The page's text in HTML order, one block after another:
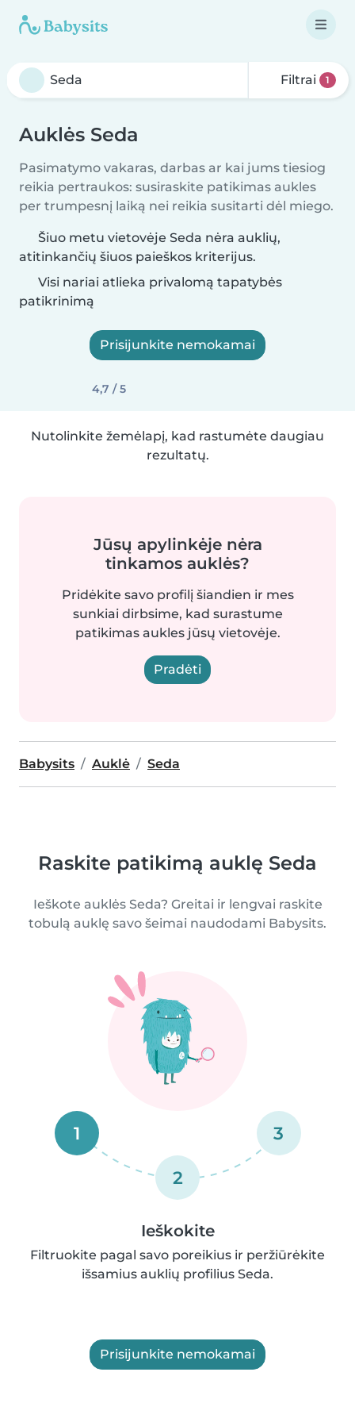
Filtrai 1
Auklės Seda
Pasimatymo vakaras, darbas ar kai jums tiesiog
reikia pertraukos: susiraskite patikimas aukles
per trumpesnį laiką nei reikia susitarti dėl miego.
Šiuo metu vietovėje Seda nėra auklių,
atitinkančių šiuos paieškos kriterijus.
Visi nariai atlieka privalomą tapatybės
patikrinimą
Prisijunkite nemokamai
4,7 / 5
Nutolinkite žemėlapį, kad rastumėte daugiau
rezultatų.
Jūsų apylinkėje nėra
tinkamos auklės?
Pridėkite savo profilį šiandien ir mes
sunkiai dirbsime, kad surastume
patikimas aukles jūsų vietovėje.
Pradėti
Babysits Auklė Seda
Raskite patikimą auklę Seda
Ieškote auklės Seda? Greitai ir lengvai raskite
tobulą auklę savo šeimai naudodami Babysits.
1
2
3
Ieškokite
Filtruokite pagal savo poreikius ir peržiūrėkite
išsamius auklių profilius Seda.
Prisijunkite nemokamai